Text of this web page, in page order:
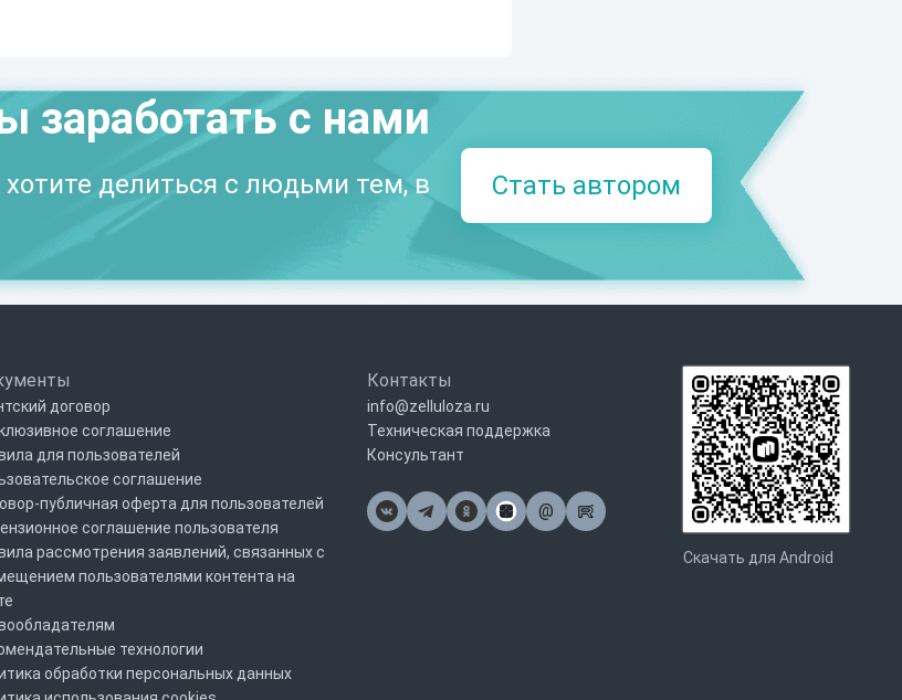
заработать с нами
делиться с людьми тем, в
Стать автором
договор
соглашение
для пользователей
соглашение
публичная оферта для пользователей
соглашение пользователя
рассмотрения заявлений, связанных с
пользователями контента на
технологии
обработки персональных данных
Контакты
info@zelluloza.ru
Техническая поддержка
Консультант
@Почта
Скачать для Android